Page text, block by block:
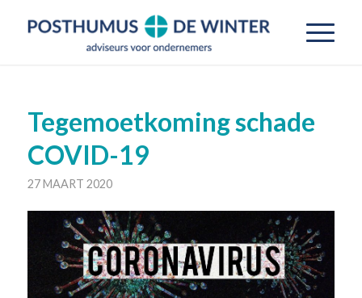
Tegemoetkoming schade
COVID-19
27 MAART 2020